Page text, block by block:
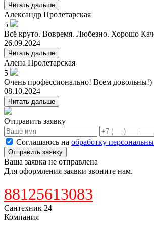
Читать дальше
Александр Пролетарская
5
Всё круто. Вовремя. Любезно. Хорошо
26.09.2024
Читать дальше
Алена Пролетарская
5
Очень профессионально! Всем довольны!)
08.10.2024
Читать дальше
Отправить заявку
Соглашаюсь на обработку
Отправить заявку
Ваша заявка не отправлена
Для оформления заявки звоните нам.
88125613083
Сантехник 24
Компания